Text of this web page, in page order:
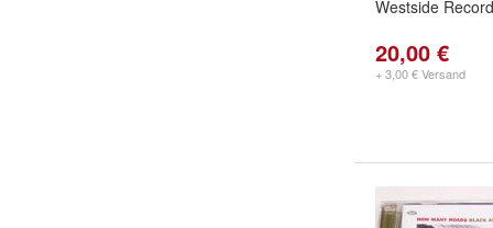
Westside
20,00 €
+ 3,00 € Versand